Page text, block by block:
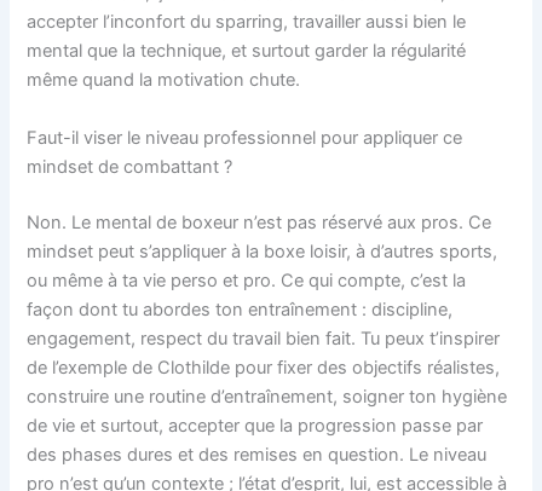
accepter l’inconfort du sparring, travailler aussi bien le
mental que la technique, et surtout garder la régularité
même quand la motivation chute.
Faut-il viser le niveau professionnel pour appliquer ce
mindset de combattant ?
Non. Le mental de boxeur n’est pas réservé aux pros. Ce
mindset peut s’appliquer à la boxe loisir, à d’autres sports,
ou même à ta vie perso et pro. Ce qui compte, c’est la
façon dont tu abordes ton entraînement : discipline,
engagement, respect du travail bien fait. Tu peux t’inspirer
de l’exemple de Clothilde pour fixer des objectifs réalistes,
construire une routine d’entraînement, soigner ton hygiène
de vie et surtout, accepter que la progression passe par
des phases dures et des remises en question. Le niveau
pro n’est qu’un contexte ; l’état d’esprit, lui, est accessible à